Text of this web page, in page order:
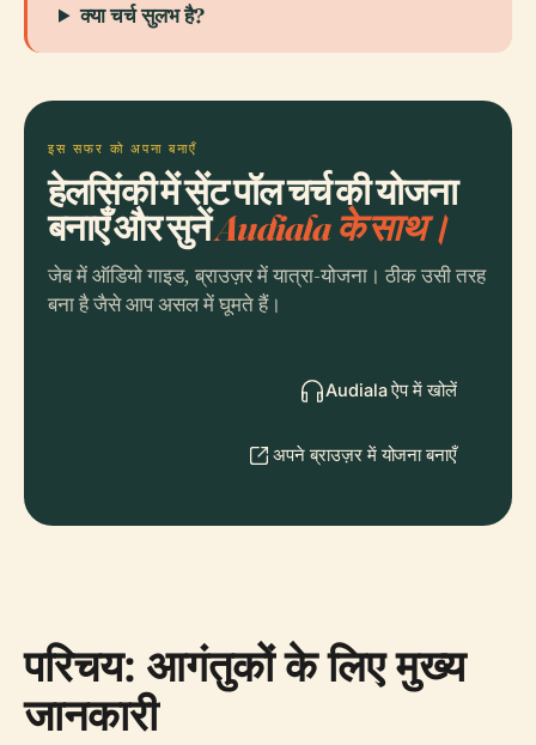
क्या चर्च सुलभ है?
इस सफर को अपना बनाएँ
हेलसिंकी में सेंट पॉल चर्च की योजना
बनाएँ और सुनेंAudiala के साथ।
जेब में ऑडियो गाइड, ब्राउज़र में यात्रा-योजना। ठीक उसी तरह
बना है जैसे आप असल में घूमते हैं।
Audiala ऐप में खोलें
अपने ब्राउज़र में योजना बनाएँ
परिचय: आगंतुकों के लिए मुख्य
जानकारी